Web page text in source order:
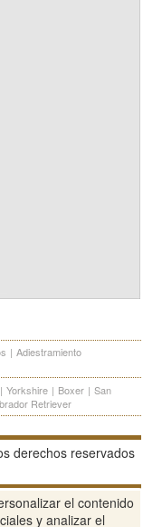
| Adiestramiento
| Yorkshire | Boxer | San
Retriever
derechos reservados
Aviso Legal Política de
| Condiciones de uso
el contenido
y analizar el